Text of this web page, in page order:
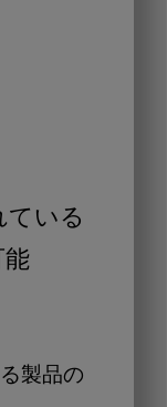
ている
能
製品の